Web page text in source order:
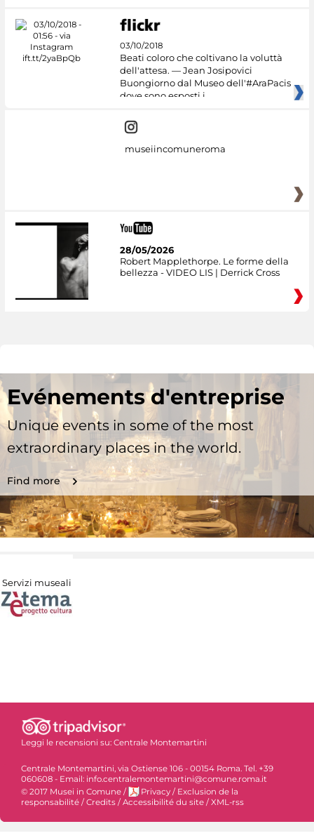
03/10/2018
Beati coloro che coltivano la voluttà
dell'attesa. — Jean Josipovici
Buongiorno dal Museo dell'#AraPacis
dove sono esposti i
museiincomuneroma
28/05/2026
Robert Mapplethorpe. Le forme della
bellezza - VIDEO LIS | Derrick Cross
Evénements d'entreprise
Unique events in some of the most
extraordinary places in the world.
Find more
Servizi museali
Leggi le recensioni su: Centrale Montemartini
Centrale Montemartini, via Ostiense 106 - 00154 Roma. Tel. +39
060608 - Email: info.centralemontemartini@comune.roma.it
© 2017 Musei in Comune / Privacy / Exclusion de la
responsabilité / Credits / Accessibilité du site / XML-rss